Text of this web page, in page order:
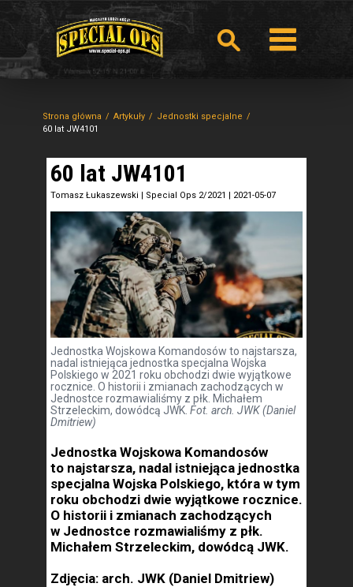
Strona główna Artykuły
Jednostki specjalne
60 lat JW4101
60 lat JW4101
Tomasz Łukaszewski | Special Ops 2/2021 | 2021-05-07
Jednostka Wojskowa Komandosów to najstarsza,
nadal istniejąca jednostka specjalna Wojska
Polskiego w 2021 roku obchodzi dwie wyjątkowe
rocznice. O historii i zmianach zachodzących w
Jednostce rozmawialiśmy z płk. Michałem
Strzeleckim, dowódcą JWK. Fot. arch. JWK (Daniel
Dmitriew)
Jednostka Wojskowa Komandosów
to najstarsza, nadal istniejąca jednostka
specjalna Wojska Polskiego, która w tym
roku obchodzi dwie wyjątkowe rocznice.
O historii i zmianach zachodzących
w Jednostce rozmawialiśmy z płk.
Michałem Strzeleckim, dowódcą JWK.
Zdjęcia: arch. JWK (Daniel Dmitriew)